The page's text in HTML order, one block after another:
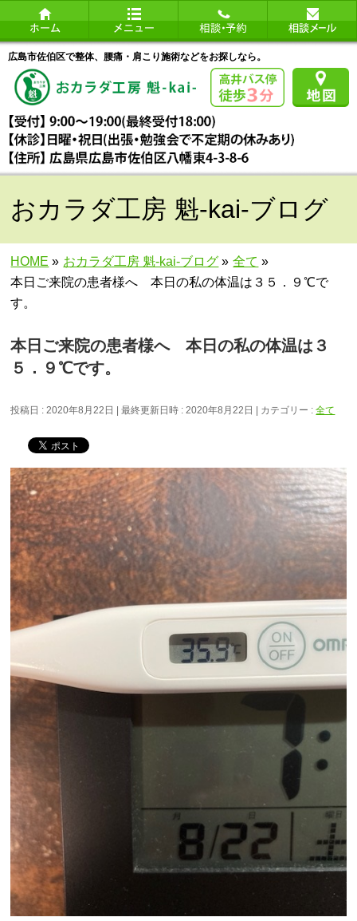
広島市佐伯区で整体、腰痛・肩こり施術などをお探しなら。
おカラダ工房 魁-kai-ブログ
HOME » おカラダ工房 魁-kai-ブログ » 全て »
本日ご来院の患者様へ 本日の私の体温は３５．９℃で
す。
本日ご来院の患者様へ 本日の私の体温は３
５．９℃です。
投稿日 : 2020年8月22日 最終更新日時 : 2020年8月22日 カテゴリー :全て